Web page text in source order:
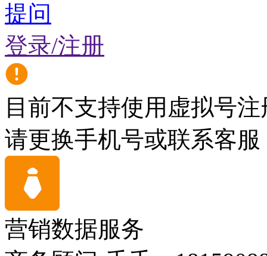
提问
登录/注册
目前不支持使用虚拟号注
请更换手机号或联系客服
营销数据服务